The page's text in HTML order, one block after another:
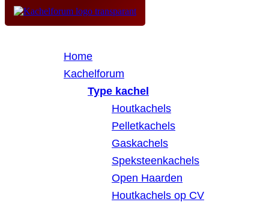
Home
Kachelforum
Type kachel
Houtkachels
Pelletkachels
Gaskachels
Speksteenkachels
Open Haarden
Houtkachels op CV